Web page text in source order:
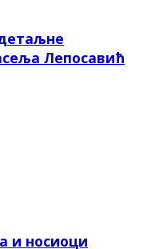
Лепосавић
и носиоци